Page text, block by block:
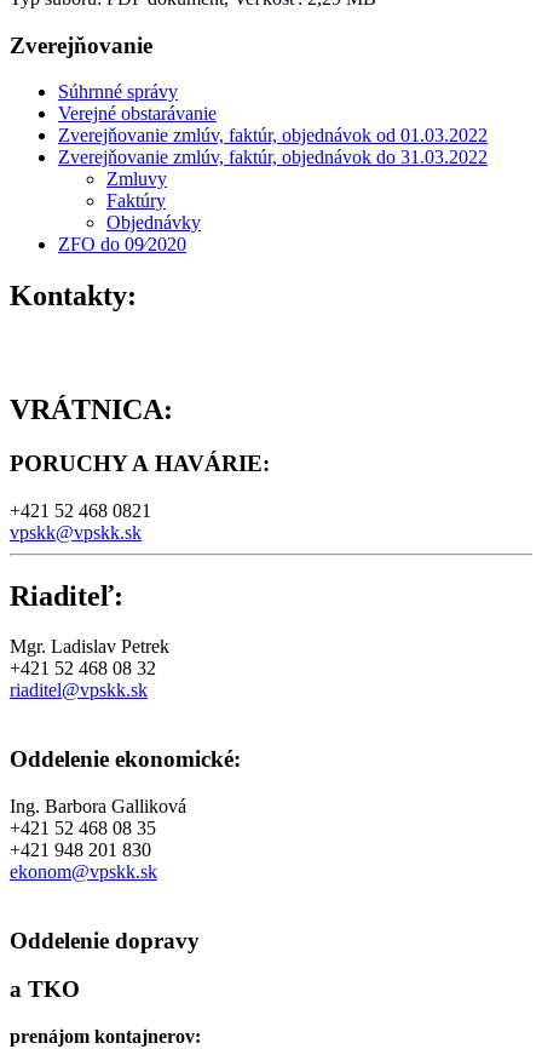
Zverejňovanie
Súhrnné správy
Verejné obstarávanie
Zverejňovanie zmlúv, faktúr, objednávok od 01.03.2022
Zverejňovanie zmlúv, faktúr, objednávok do 31.03.2022
Zmluvy
Faktúry
Objednávky
ZFO do 09⁄2020
Kontakty:
VRÁTNICA:
PORUCHY A HAVÁRIE:
+421 52 468 0821
vpskk@vpskk.sk
Riaditeľ:
Mgr. Ladislav Petrek
+421 52 468 08 32
riaditel@vpskk.sk
Oddelenie ekonomické:
Ing. Barbora Galliková
+421 52 468 08 35
+421 948 201 830
ekonom@vpskk.sk
Oddelenie dopravy
a TKO
prenájom kontajnerov: